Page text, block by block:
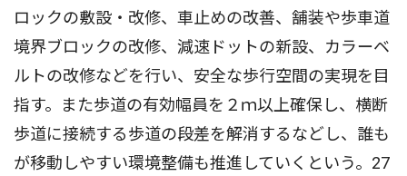
ロックの敷設・改修、車止めの改善、舗装や歩車道
境界ブロックの改修、減速ドットの新設、カラーベ
ルトの改修などを行い、安全な歩行空間の実現を目
指す。また歩道の有効幅員を２ｍ以上確保し、横断
歩道に接続する歩道の段差を解消するなどし、誰も
が移動しやすい環境整備も推進していくという。27